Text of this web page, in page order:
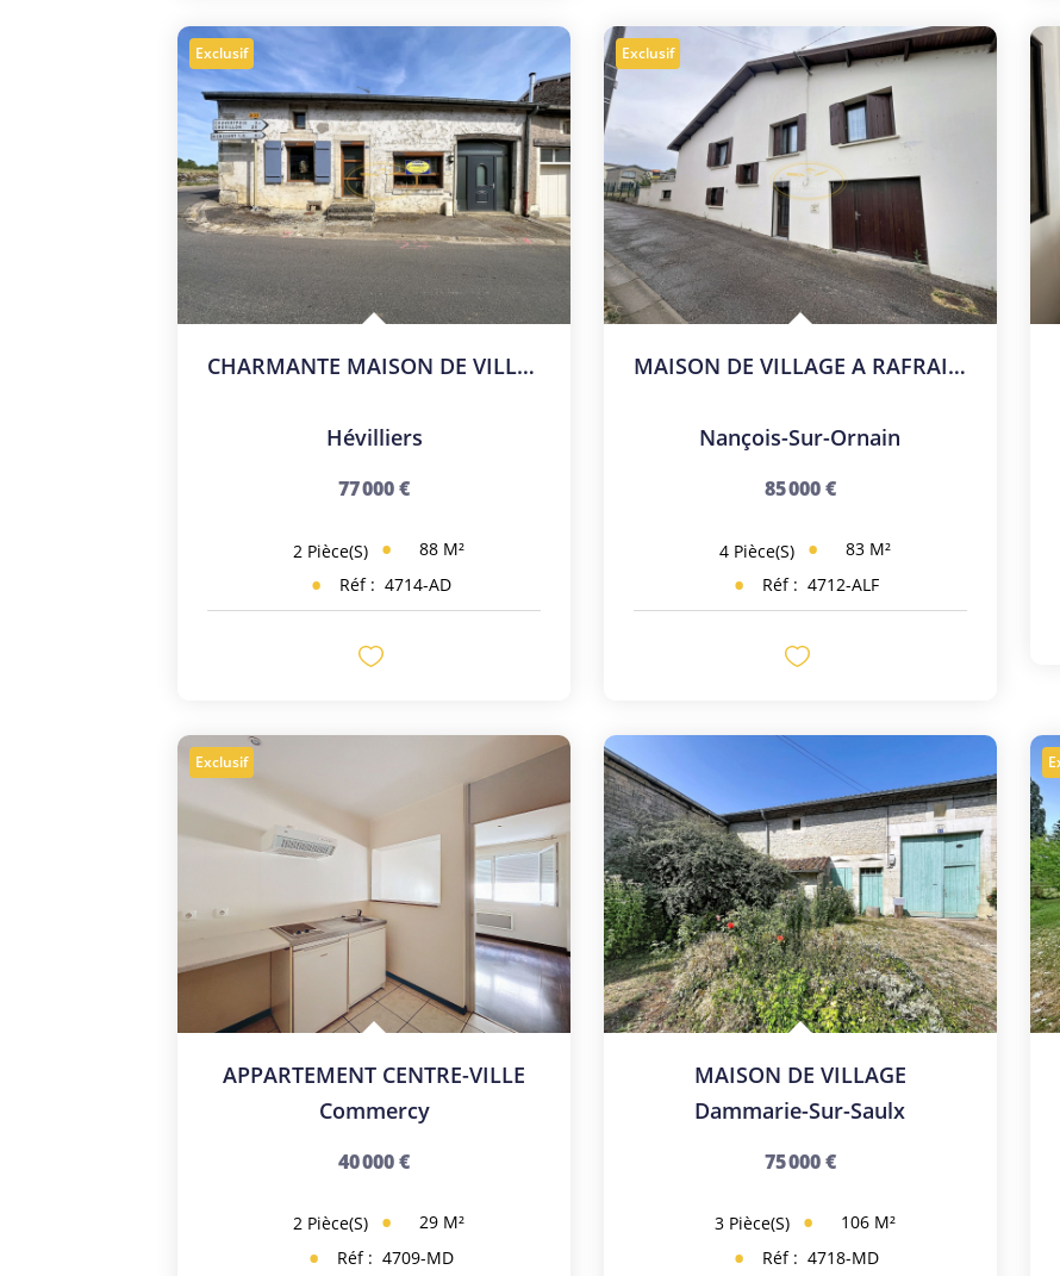
Exclusif
CHARMANTE MAISON DE VILLAGE
Hévilliers
77 000 €
2 Pièce(s) 88 M²
Réf : 4714-AD
Exclusif
MAISON DE VILLAGE A RAFRAICHIR
Nançois-Sur-Ornain
85 000 €
4 Pièce(s) 83 M²
Réf : 4712-ALF
Exclusif
APPARTEMENT CENTRE-VILLE
Commercy
40 000 €
2 Pièce(s) 29 M²
Réf : 4709-MD
MAISON DE VILLAGE
Dammarie-Sur-Saulx
75 000 €
3 Pièce(s) 106 M²
Réf : 4718-MD